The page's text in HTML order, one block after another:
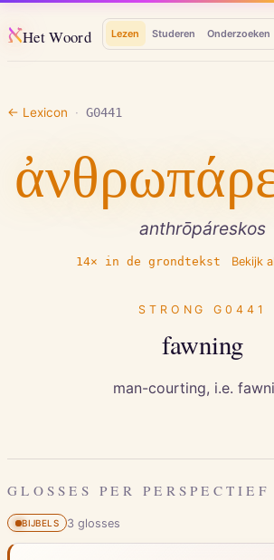
אHet Woord Lezen Studeren Onderzoeken
← Lexicon · G0441
anthrōpáreskos
14× in de grondtekst Bekijk
STRONGG0441
fawning
man-courting, i.e.
GLOSSES PER PERSPECTIEF
BIJBELS 3glosses